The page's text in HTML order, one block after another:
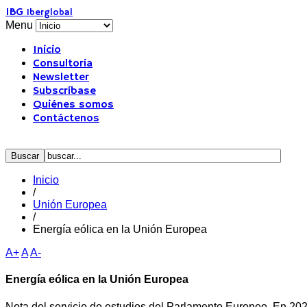
IBG Iberglobal
Menu
Inicio
Consultoría
Newsletter
Subscríbase
Quiénes somos
Contáctenos
Inicio
/
Unión Europea
/
Energía eólica en la Unión Europea
A+AA-
Energía eólica en la Unión Europea